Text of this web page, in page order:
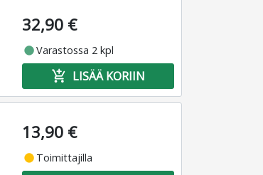
32,90 €
fiber_manual_recordVarastossa 2 kpl
add_shopping_cart LISÄÄ KORIIN
13,90 €
fiber_manual_record Toimittajilla